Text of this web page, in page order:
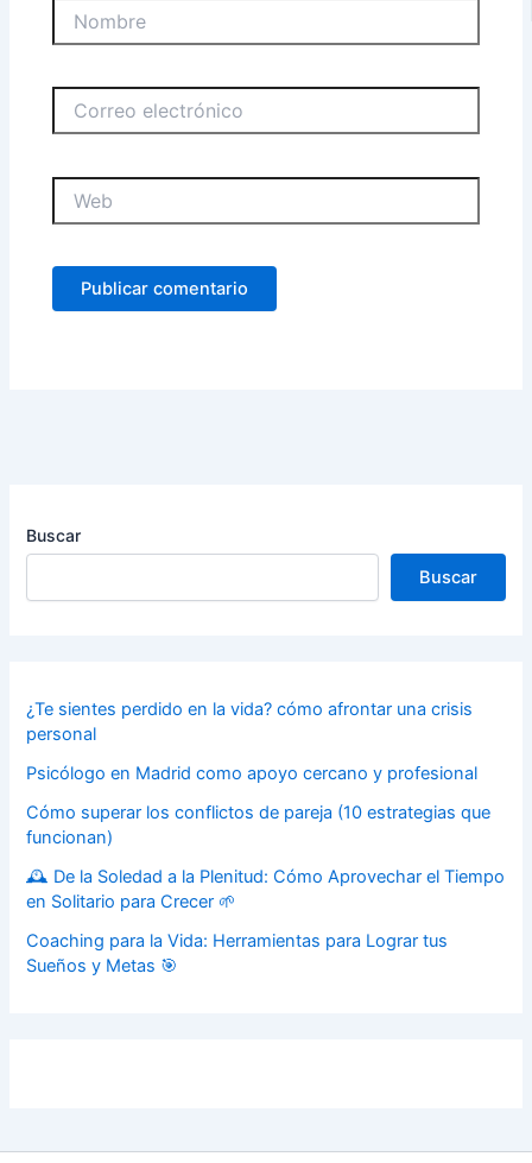
electrónico
Buscar
Buscar
¿Te sientes perdido en la vida? cómo afrontar una crisis
personal
Psicólogo en Madrid como apoyo cercano y profesional
Cómo superar los conflictos de pareja (10 estrategias que
funcionan)
🕰️ De la Soledad a la Plenitud: Cómo Aprovechar el Tiempo
en Solitario para Crecer 🌱
Coaching para la Vida: Herramientas para Lograr tus
Sueños y Metas 🎯